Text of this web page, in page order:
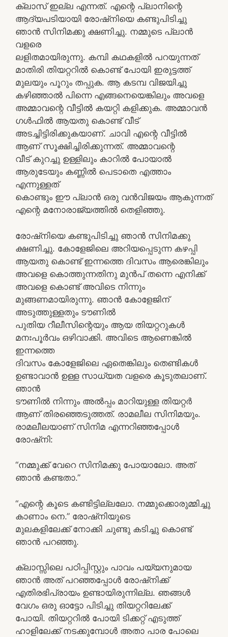
ക്ലാസ് ഇല്ല എന്നത്. എന്റെ പ്ലാനിന്റെ
ആദ്യപടിയായി രോഷ്നിയെ കണ്ടുപിടിച്ചു
ഞാൻ സിനിമക്കു ക്ഷണിച്ചു. നമ്മുടെ പ്ലാൻ
വളരെ
ലളിതമായിരുന്നു. കമ്പി കഥകളിൽ പറയുന്നത്
മാതിരി തിയറ്ററിൽ കൊണ്ട് പോയി ഇരുട്ടത്ത്
മുലയും പൂറും തപ്പുക. ആ കടമ്പ വിജയിച്ചു
കഴിഞ്ഞാൽ പിന്നെ എങ്ങനെയെങ്കിലും അവളെ
അമ്മാവന്റെ വീട്ടിൽ കയറ്റി കളിക്കുക. അമ്മാവൻ
ഗൾഫിൽ ആയതു കൊണ്ട് വീട്
അടച്ചിട്ടിരിക്കുകയാണ്. ചാവി എന്റെ വീട്ടിൽ
ആണ് സൂക്ഷിച്ചിരിക്കുന്നത്. അമ്മാവന്റെ
വീട് കുറച്ചു ഉള്ളിലും കാറിൽ പോയാൽ
ആരുടേയും കണ്ണിൽ പെടാതെ എത്താം
എന്നുള്ളത്
കൊണ്ടും ഈ പ്ലാൻ ഒരു വൻവിജയം ആകുന്നത്
എന്റെ മനോരാജ്യത്തിൽ തെളിഞ്ഞു.
രോഷ്നിയെ കണ്ടുപിടിച്ചു ഞാൻ സിനിമക്കു
ക്ഷണിച്ചു. കോളേജിലെ അറിയപ്പെടുന്ന കഴപ്പി
ആയതു കൊണ്ട് ഇന്നത്തെ ദിവസം ആരെങ്കിലും
അവളെ കൊത്തുന്നതിനു മുൻപ് തന്നെ എനിക്ക്
അവളെ കൊണ്ട് അവിടെ നിന്നും
മുങ്ങണമായിരുന്നു. ഞാൻ കോളേജിന്
അടുത്തുള്ളതും ടൗണിൽ
പുതിയ റീലീസിന്റെയും ആയ തിയറ്ററുകൾ
മനഃപൂർവം ഒഴിവാക്കി. അവിടെ ആണെങ്കിൽ
ഇന്നത്തെ
ദിവസം കോളേജിലെ ഏതെങ്കിലും തെണ്ടികൾ
ഉണ്ടാവാൻ ഉള്ള സാധ്യത വളരെ കൂടുതലാണ്.
ഞാൻ
ടൗണിൽ നിന്നും അൽപ്പം മാറിയുള്ള തിയറ്റർ
ആണ് തിരഞ്ഞെടുത്തത്. രാമലീല സിനിമയും.
രാമലീലയാണ് സിനിമ എന്നറിഞ്ഞപ്പോൾ
രോഷ്നി:
“നമ്മുക്ക് വേറെ സിനിമക്കു പോയാലോ. അത്
ഞാൻ കണ്ടതാ.”
“എന്റെ കൂടെ കണ്ടിട്ടില്ലലോ. നമ്മുക്കൊരുമ്മിച്ചു
കാണാം നെ.” രോഷ്നിയുടെ
മുലകളിലേക്ക് നോക്കി ചുണ്ടു കടിച്ചു കൊണ്ട്
ഞാൻ പറഞ്ഞു.
ക്ലാസ്സിലെ പഠിപ്പിസ്റ്റും പാവം പയ്യനുമായ
ഞാൻ അത് പറഞ്ഞപ്പോൾ രോഷ്നിക്ക്
എതിരഭിപ്രായം ഉണ്ടായിരുന്നില്ല. ഞങ്ങൾ
വേഗം ഒരു ഓട്ടോ പിടിച്ചു തിയറ്ററിലേക്ക്
പോയി. തിയറ്ററിൽ പോയി ടിക്കറ്റ് എടുത്ത്
ഹാളിലേക്ക് നടക്കുമ്പോൾ അതാ പാര പോലെ